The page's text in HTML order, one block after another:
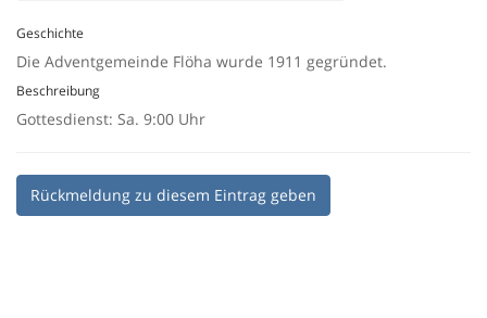
Geschichte
Die Adventgemeinde Flöha wurde 1911 gegründet.
Beschreibung
Gottesdienst: Sa. 9:00 Uhr
Rückmeldung zu diesem Eintrag geben